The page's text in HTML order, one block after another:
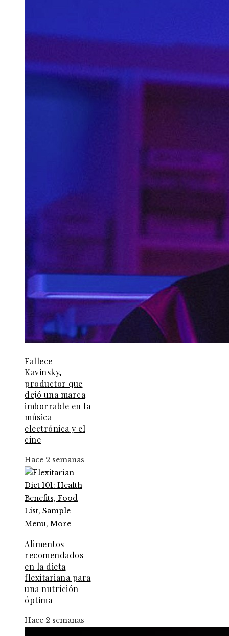
Fallece
Kavinsky,
productor que
dejó una marca
imborrable en la
música
electrónica y el
cine
Hace 2 semanas
Alimentos
recomendados
en la dieta
flexitariana para
una nutrición
óptima
Hace 2 semanas